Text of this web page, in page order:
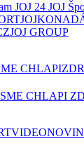
JOJ 24 JOJ
JOJKO
JOJ GROUP
CHLAPI
SME CHLAPI